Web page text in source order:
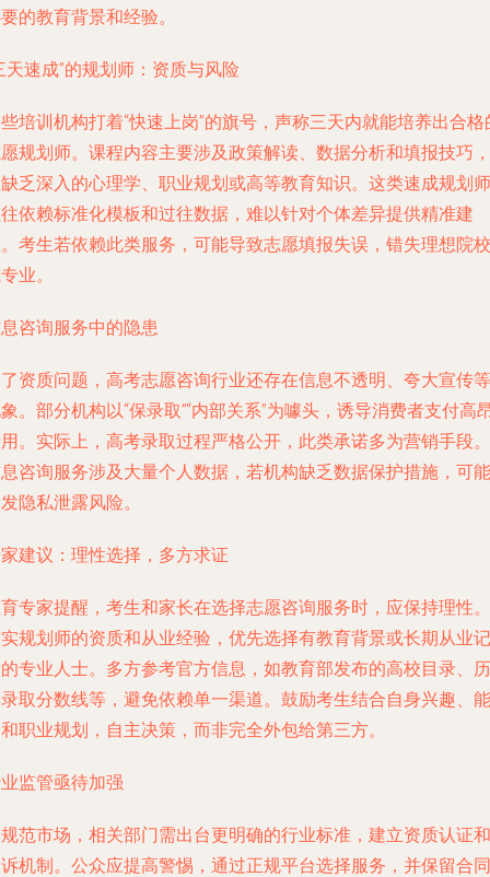
的教育背景和经验。
天速成”的规划师：资质与风险
培训机构打着“快速上岗”的旗号，声称三天内就能培养出合格
规划师。课程内容主要涉及政策解读、数据分析和填报技巧，
乏深入的心理学、职业规划或高等教育知识。这类速成规划师
依赖标准化模板和过往数据，难以针对个体差异提供精准建
考生若依赖此类服务，可能导致志愿填报失误，错失理想院校
业。
咨询服务中的隐患
资质问题，高考志愿咨询行业还存在信息不透明、夸大宣传等
。部分机构以“保录取”“内部关系”为噱头，诱导消费者支付高
。实际上，高考录取过程严格公开，此类承诺多为营销手段。
咨询服务涉及大量个人数据，若机构缺乏数据保护措施，可能
隐私泄露风险。
建议：理性选择，多方求证
专家提醒，考生和家长在选择志愿咨询服务时，应保持理性。
规划师的资质和从业经验，优先选择有教育背景或长期从业记
专业人士。多方参考官方信息，如教育部发布的高校目录、历
取分数线等，避免依赖单一渠道。鼓励考生结合自身兴趣、能
职业规划，自主决策，而非完全外包给第三方。
监管亟待加强
范市场，相关部门需出台更明确的行业标准，建立资质认证和
机制。公众应提高警惕，通过正规平台选择服务，并保留合同